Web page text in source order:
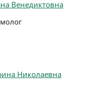
Венедиктовна
Николаевна